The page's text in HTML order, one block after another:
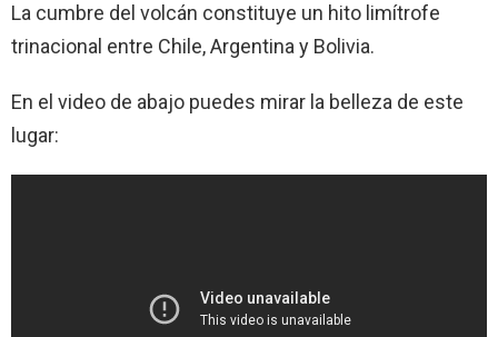
La cumbre del volcán constituye un hito limítrofe
trinacional entre Chile, Argentina y Bolivia.
En el video de abajo puedes mirar la belleza de este
lugar: